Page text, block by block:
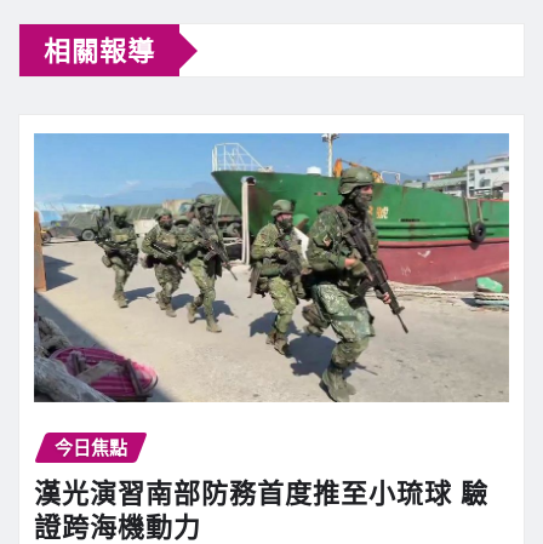
相關報導
今日焦點
漢光演習南部防務首度推至小琉球 驗
證跨海機動力